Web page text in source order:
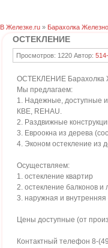
В Железке.ru » Барахолка
ОСТЕКЛЕНИЕ
Просмотров: 1220 Автор:
ОСТЕКЛЕНИЕ Барахолка
Мы предлагаем:
1. Надежные, доступные
КВЕ, REHAU.
2. Раздвижные
3. Евроокна из дерева
4. Эконом остекление из
Осуществляем:
1. остекление квартир
2. остекление балконов и
3. наружная и
Цены доступные (от
Контактный телефон 8-